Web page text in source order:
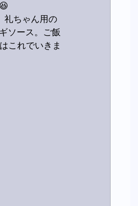
礼ちゃん用の
ソース。ご飯
これでいきま